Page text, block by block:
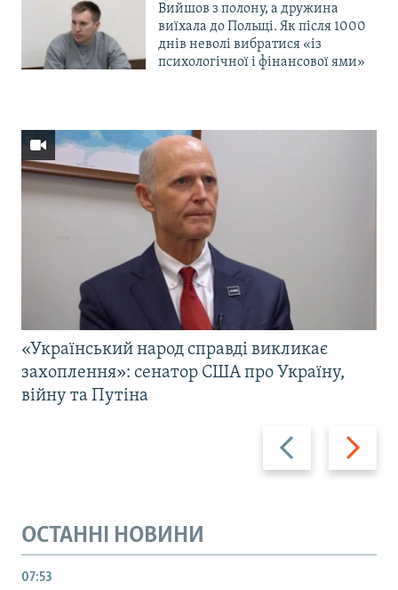
Вийшов з полону, а дружина
виїхала до Польщі. Як після 1000
днів неволі вибратися «із
психологічної і фінансової ями»
Назад Вперед
«Український народ справді викликає
захоплення»: сенатор США про Україну,
війну та Путіна
ОСТАННІ НОВИНИ
07:53